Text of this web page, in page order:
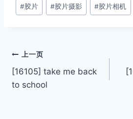
标
#胶片 #胶片摄影 #胶片相机
文
章
上一页
[16105] take me back
to school